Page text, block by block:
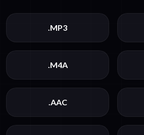
.MP3
.M4A
.AAC